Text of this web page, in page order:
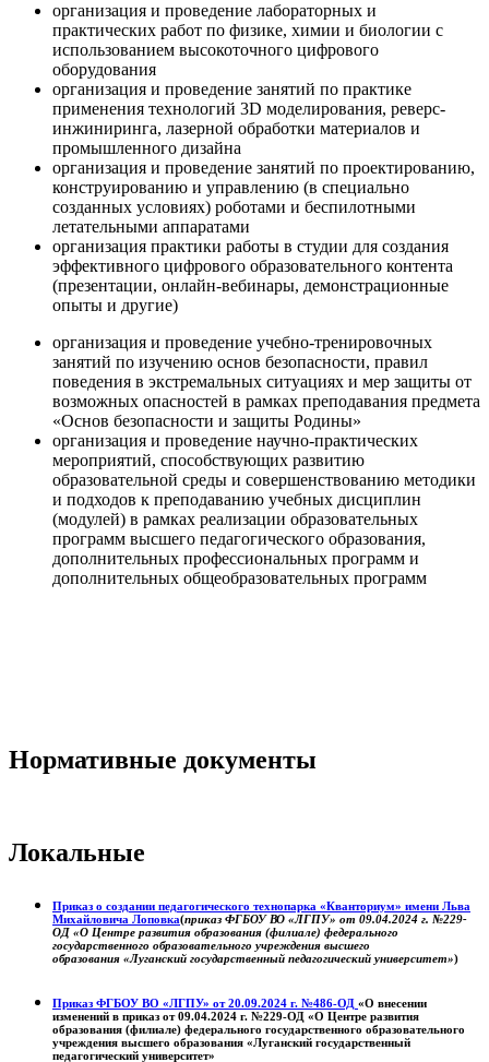
организация и проведение лабораторных и
практических работ по физике, химии и биологии с
использованием высокоточного цифрового
оборудования
организация и проведение занятий по практике
применения технологий 3D моделирования, реверс-
инжиниринга, лазерной обработки материалов и
промышленного дизайна
организация и проведение занятий по проектированию,
конструированию и управлению (в специально
созданных условиях) роботами и беспилотными
летательными аппаратами
организация практики работы в студии для создания
эффективного цифрового образовательного контента
(презентации, онлайн-вебинары, демонстрационные
опыты и другие)
организация и проведение учебно-тренировочных
занятий по изучению основ безопасности, правил
поведения в экстремальных ситуациях и мер защиты от
возможных опасностей в рамках преподавания предмета
«Основ безопасности и защиты Родины»
организация и проведение научно-практических
мероприятий, способствующих развитию
образовательной среды и совершенствованию методики
и подходов к преподаванию учебных дисциплин
(модулей) в рамках реализации образовательных
программ высшего педагогического образования,
дополнительных профессиональных программ и
дополнительных общеобразовательных программ
Нормативные документы
Локальные
Приказ о создании педагогического технопарка «Кванториум» имени Льва
Михайловича Лоповка(приказ ФГБОУ ВО «ЛГПУ» от 09.04.2024 г. №229-
ОД «О Центре развития образования (филиале) федерального
государственного образовательного учреждения высшего
образования «Луганский государственный педагогический университет»)
Приказ ФГБОУ ВО «ЛГПУ» от 20.09.2024 г. №486-ОД «О внесении
изменений в приказ от 09.04.2024 г. №229-ОД «О Центре развития
образования (филиале) федерального государственного образовательного
учреждения высшего образования «Луганский государственный
педагогический университет»